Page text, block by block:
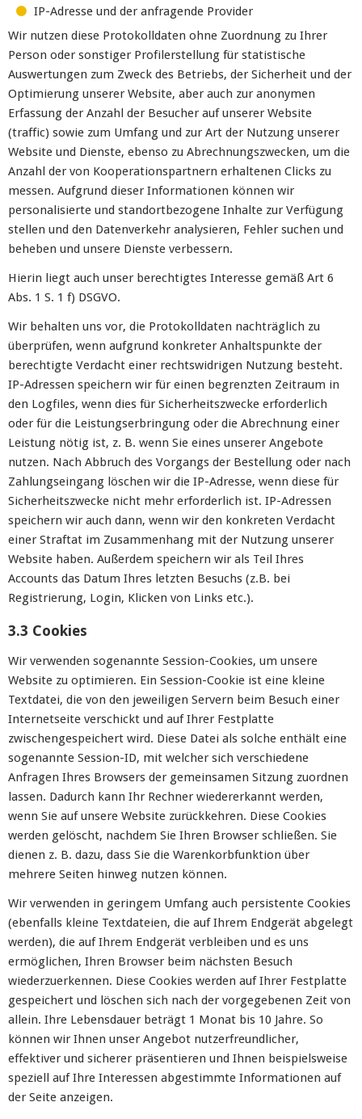
IP-Adresse und der anfragende Provider
Wir nutzen diese Protokolldaten ohne Zuordnung zu Ihrer
Person oder sonstiger Profilerstellung für statistische
Auswertungen zum Zweck des Betriebs, der Sicherheit und der
Optimierung unserer Website, aber auch zur anonymen
Erfassung der Anzahl der Besucher auf unserer Website
(traffic) sowie zum Umfang und zur Art der Nutzung unserer
Website und Dienste, ebenso zu Abrechnungszwecken, um die
Anzahl der von Kooperationspartnern erhaltenen Clicks zu
messen. Aufgrund dieser Informationen können wir
personalisierte und standortbezogene Inhalte zur Verfügung
stellen und den Datenverkehr analysieren, Fehler suchen und
beheben und unsere Dienste verbessern.
Hierin liegt auch unser berechtigtes Interesse gemäß Art 6
Abs. 1 S. 1 f) DSGVO.
Wir behalten uns vor, die Protokolldaten nachträglich zu
überprüfen, wenn aufgrund konkreter Anhaltspunkte der
berechtigte Verdacht einer rechtswidrigen Nutzung besteht.
IP-Adressen speichern wir für einen begrenzten Zeitraum in
den Logfiles, wenn dies für Sicherheitszwecke erforderlich
oder für die Leistungserbringung oder die Abrechnung einer
Leistung nötig ist, z. B. wenn Sie eines unserer Angebote
nutzen. Nach Abbruch des Vorgangs der Bestellung oder nach
Zahlungseingang löschen wir die IP-Adresse, wenn diese für
Sicherheitszwecke nicht mehr erforderlich ist. IP-Adressen
speichern wir auch dann, wenn wir den konkreten Verdacht
einer Straftat im Zusammenhang mit der Nutzung unserer
Website haben. Außerdem speichern wir als Teil Ihres
Accounts das Datum Ihres letzten Besuchs (z.B. bei
Registrierung, Login, Klicken von Links etc.).
3.3 Cookies
Wir verwenden sogenannte Session-Cookies, um unsere
Website zu optimieren. Ein Session-Cookie ist eine kleine
Textdatei, die von den jeweiligen Servern beim Besuch einer
Internetseite verschickt und auf Ihrer Festplatte
zwischengespeichert wird. Diese Datei als solche enthält eine
sogenannte Session-ID, mit welcher sich verschiedene
Anfragen Ihres Browsers der gemeinsamen Sitzung zuordnen
lassen. Dadurch kann Ihr Rechner wiedererkannt werden,
wenn Sie auf unsere Website zurückkehren. Diese Cookies
werden gelöscht, nachdem Sie Ihren Browser schließen. Sie
dienen z. B. dazu, dass Sie die Warenkorbfunktion über
mehrere Seiten hinweg nutzen können.
Wir verwenden in geringem Umfang auch persistente Cookies
(ebenfalls kleine Textdateien, die auf Ihrem Endgerät abgelegt
werden), die auf Ihrem Endgerät verbleiben und es uns
ermöglichen, Ihren Browser beim nächsten Besuch
wiederzuerkennen. Diese Cookies werden auf Ihrer Festplatte
gespeichert und löschen sich nach der vorgegebenen Zeit von
allein. Ihre Lebensdauer beträgt 1 Monat bis 10 Jahre. So
können wir Ihnen unser Angebot nutzerfreundlicher,
effektiver und sicherer präsentieren und Ihnen beispielsweise
speziell auf Ihre Interessen abgestimmte Informationen auf
der Seite anzeigen.